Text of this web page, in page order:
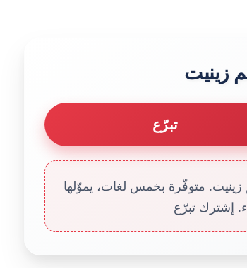
زينيت
تبرّع
زينيت. متوفّرة بخمس لغات، يموّلها
إشترك تبرّع